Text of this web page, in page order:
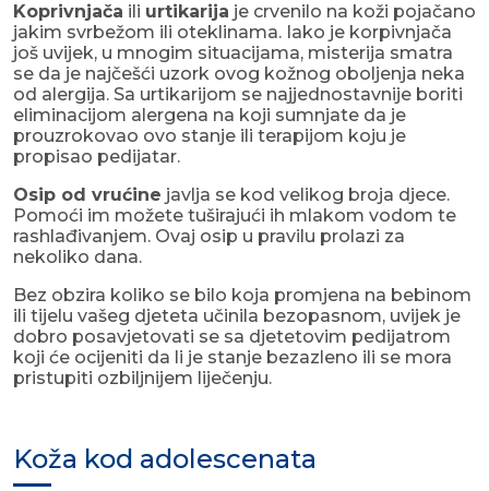
Koprivnjača ili urtikarija je crvenilo na koži pojačano
jakim svrbežom ili oteklinama. Iako je korpivnjača
još uvijek, u mnogim situacijama, misterija smatra
se da je najčešći uzork ovog kožnog oboljenja neka
od alergija. Sa urtikarijom se najjednostavnije boriti
eliminacijom alergena na koji sumnjate da je
prouzrokovao ovo stanje ili terapijom koju je
propisao pedijatar.
Osip od vrućine javlja se kod velikog broja djece.
Pomoći im možete tuširajući ih mlakom vodom te
rashlađivanjem. Ovaj osip u pravilu prolazi za
nekoliko dana.
Bez obzira koliko se bilo koja promjena na bebinom
ili tijelu vašeg djeteta učinila bezopasnom, uvijek je
dobro posavjetovati se sa djetetovim pedijatrom
koji će ocijeniti da li je stanje bezazleno ili se mora
pristupiti ozbiljnijem liječenju.
Koža kod adolescenata